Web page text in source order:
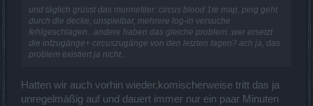
und täglich grüsst das murmeltier: circus blood 1te map, ping geht
durch die decke, unspielbar, mehrere log-in versuche
fehlgeschlagen.. andere haben das gleiche problem..wer ersetzt
die infzugänge+ circuszugänge von den letzten tagen? ach ja, das
problem existiert ja nicht...
Hatten wir auch vorhin wieder,komischerweise tritt das ja
unregelmäßig auf und dauert immer nur ein paar Minuten